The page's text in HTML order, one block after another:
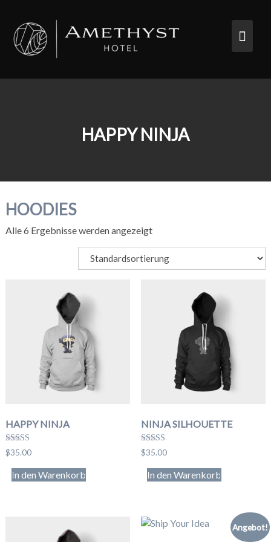
content
HAPPY NINJA
HOODIES
Alle 6 Ergebnisse werden angezeigt
HAPPY NINJA
Bewert
et mit
3.00
von 5
$35.00
In den Warenkorb
NINJA SILHOUETTE
Bewertet
mit
4.00
von 5
$35.00
In den Warenkorb
Angebot!